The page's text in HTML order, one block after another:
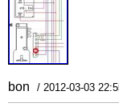
bon / 2012-03-03